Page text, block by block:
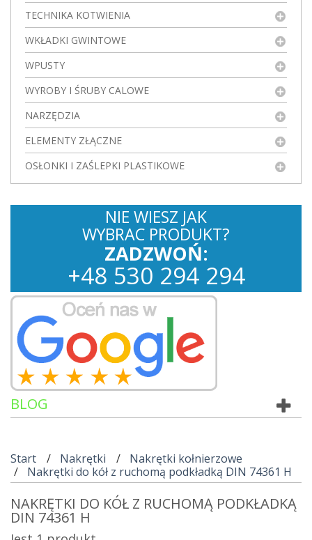
TECHNIKA KOTWIENIA
WKŁADKI GWINTOWE
WPUSTY
WYROBY I ŚRUBY CALOWE
NARZĘDZIA
ELEMENTY ZŁĄCZNE
OSŁONKI I ZAŚLEPKI PLASTIKOWE
NIE WIESZ JAK
WYBRAC PRODUKT?
ZADZWOŃ:
+48 530 294 294
BLOG
Start Nakrętki
Nakrętki kołnierzowe
Nakrętki do kół z ruchomą podkładką DIN 74361 H
NAKRĘTKI DO KÓŁ Z RUCHOMĄ PODKŁADKĄ
DIN 74361 H